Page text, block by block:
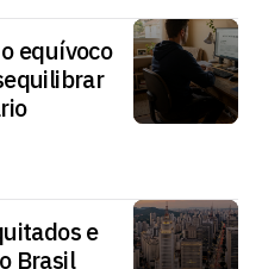
equívoco
e
Brasil